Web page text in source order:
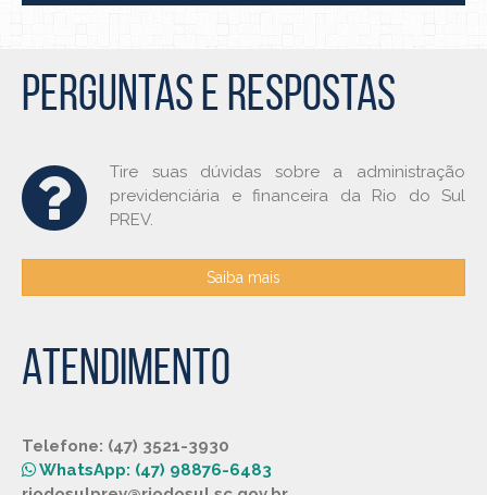
PERGUNTAS E RESPOSTAS
Tire suas dúvidas sobre a administração
previdenciária e financeira da Rio do Sul
PREV.
Saiba mais
ATENDIMENTO
Telefone: (47) 3521-3930
WhatsApp: (47) 98876-6483